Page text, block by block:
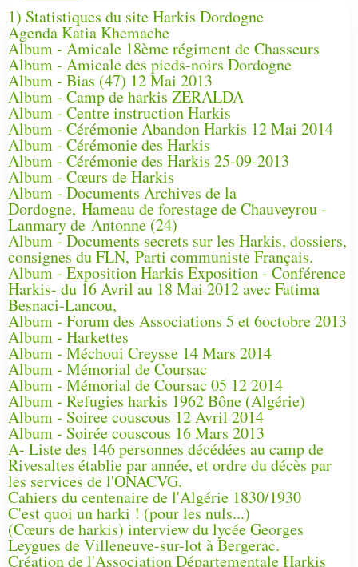
1) Statistiques du site Harkis Dordogne
Agenda Katia Khemache
Album - Amicale 18ème régiment de Chasseurs
Album - Amicale des pieds-noirs Dordogne
Album - Bias (47) 12 Mai 2013
Album - Camp de harkis ZERALDA
Album - Centre instruction Harkis
Album - Cérémonie Abandon Harkis 12 Mai 2014
Album - Cérémonie des Harkis
Album - Cérémonie des Harkis 25-09-2013
Album - Cœurs de Harkis
Album - Documents Archives de la
Dordogne, Hameau de forestage de Chauveyrou -
Lanmary de Antonne (24)
Album - Documents secrets sur les Harkis, dossiers,
consignes du FLN, Parti communiste Français.
Album - Exposition Harkis Exposition - Conférence
Harkis- du 16 Avril au 18 Mai 2012 avec Fatima
Besnaci-Lancou,
Album - Forum des Associations 5 et 6octobre 2013
Album - Harkettes
Album - Méchoui Creysse 14 Mars 2014
Album - Mémorial de Coursac
Album - Mémorial de Coursac 05 12 2014
Album - Refugies harkis 1962 Bône (Algérie)
Album - Soiree couscous 12 Avril 2014
Album - Soirée couscous 16 Mars 2013
A- Liste des 146 personnes décédées au camp de
Rivesaltes établie par année, et ordre du décès par
les services de l'ONACVG.
Cahiers du centenaire de l'Algérie 1830/1930
C'est quoi un harki ! (pour les nuls...)
(Cœurs de harkis) interview du lycée Georges
Leygues de Villeneuve-sur-lot à Bergerac.
Création de l'Association Départementale Harkis